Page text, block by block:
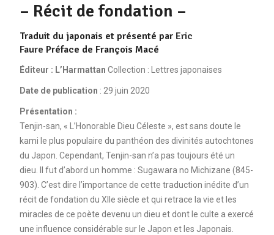
– Récit de fondation –
Traduit du japonais et présenté par Eric
Faure Préface de François Macé
Éditeur : L’Harmattan Collection : Lettres japonaises
Date de publication : 29 juin 2020
Présentation :
Tenjin-san, « L’Honorable Dieu Céleste », est sans doute le
kami le plus populaire du panthéon des divinités autochtones
du Japon. Cependant, Tenjin-san n’a pas toujours été un
dieu. Il fut d’abord un homme : Sugawara no Michizane (845-
903). C’est dire l’importance de cette traduction inédite d’un
récit de fondation du XIIe siècle et qui retrace la vie et les
miracles de ce poète devenu un dieu et dont le culte a exercé
une influence considérable sur le Japon et les Japonais.